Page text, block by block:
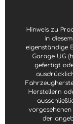
Hinweis zu
in
eigenständige
Garage UG
gefertigt
Herstellern
der